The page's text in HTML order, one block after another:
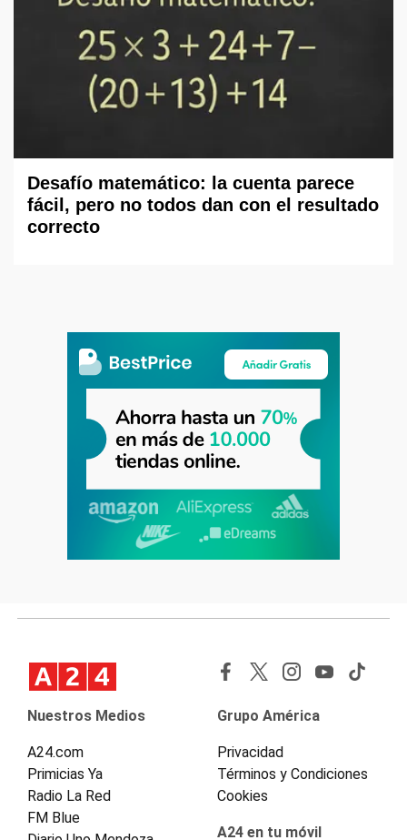
Desafío matemático: la cuenta parece
fácil, pero no todos dan con el resultado
correcto
Nuestros Medios
A24.com
Primicias Ya
Radio La Red
FM Blue
Grupo América
Privacidad
Términos y Condiciones
Cookies
A24 en tu móvil